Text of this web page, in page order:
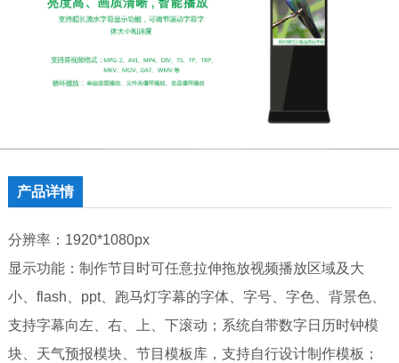
产品详情
分辨率：1920*1080px
显示功能：制作节目时可任意拉伸拖放视频播放区域及大
小、flash、ppt、跑马灯字幕的字体、字号、字色、背景色、
支持字幕向左、右、上、下滚动；系统自带数字日历时钟模
块、天气预报模块、节目模板库，支持自行设计制作模板；